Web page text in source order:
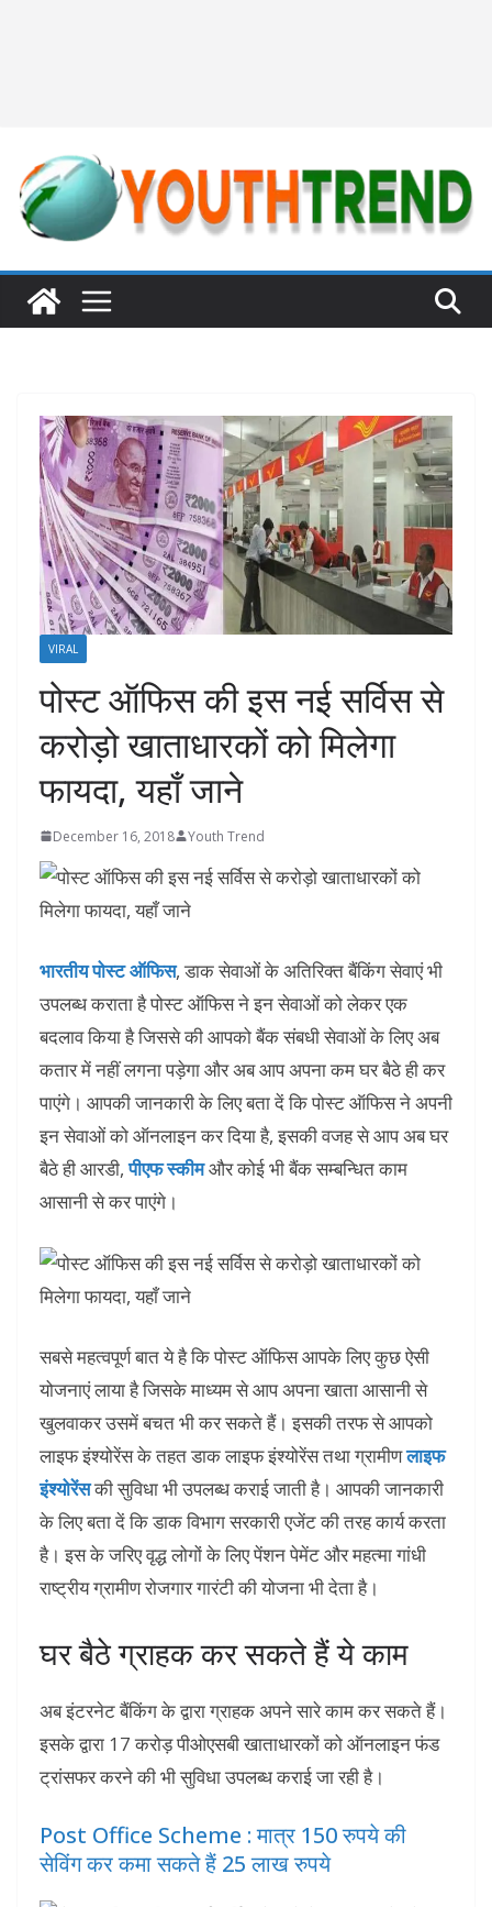
VIRAL
पोस्‍ट ऑफिस की इस नई सर्विस से
करोड़ो खाताधारकों को मिलेगा
फायदा, यहाँ जाने
December 16, 2018 Youth Trend
भारतीय पोस्ट ऑफिस, डाक सेवाओं के अतिरिक्त बैंकिंग सेवाएं भी
उपलब्ध कराता है पोस्ट ऑफिस ने इन सेवाओं को लेकर एक
बदलाव किया है जिससे की आपको बैंक संबधी सेवाओं के लिए अब
कतार में नहीं लगना पड़ेगा और अब आप अपना कम घर बैठे ही कर
पाएंगे। आपकी जानकारी के लिए बता दें कि पोस्ट ऑफिस ने अपनी
इन सेवाओं को ऑनलाइन कर दिया है, इसकी वजह से आप अब घर
बैठे ही आरडी,पीएफ स्कीमऔर कोई भी बैंक सम्बन्धित काम
आसानी से कर पाएंगे।
सबसे महत्वपूर्ण बात ये है कि पोस्ट ऑफिस आपके लिए कुछ ऐसी
योजनाएं लाया है जिसके माध्यम से आप अपना खाता आसानी से
खुलवाकर उसमें बचत भी कर सकते हैं। इसकी तरफ से आपको
लाइफ इंश्योरेंस के तहत डाक लाइफ इंश्योरेंस तथा ग्रामीणलाइफ
इंश्योरेंसकी सुविधा भी उपलब्ध कराई जाती है। आपकी जानकारी
के लिए बता दें कि डाक विभाग सरकारी एजेंट की तरह कार्य करता
है। इस के जरिए वृद्ध लोगों के लिए पेंशन पेमेंट और महत्मा गांधी
राष्ट्रीय ग्रामीण रोजगार गारंटी की योजना भी देता है।
घर बैठे ग्राहक कर सकते हैं ये काम
अब इंटरनेट बैंकिंग के द्वारा ग्राहक अपने सारे काम कर सकते हैं।
इसके द्वारा 17 करोड़ पीओएसबी खाताधारकों को ऑनलाइन फंड
ट्रांसफर करने की भी सुविधा उपलब्ध कराई जा रही है।
Post Office Scheme : मात्र 150 रुपये की
सेविंग कर कमा सकते हैं 25 लाख रुपये